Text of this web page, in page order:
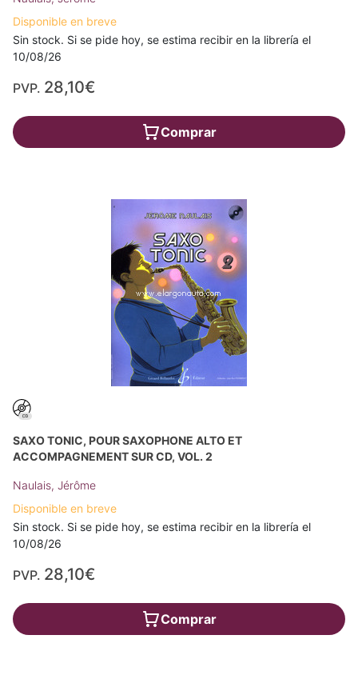
Disponible en breve
Sin stock. Si se pide hoy, se estima recibir en la librería el
10/08/26
PVP. 28,10€
Comprar
SAXO TONIC, POUR SAXOPHONE ALTO ET
ACCOMPAGNEMENT SUR CD, VOL. 2
Naulais, Jérôme
Disponible en breve
Sin stock. Si se pide hoy, se estima recibir en la librería el
10/08/26
PVP. 28,10€
Comprar